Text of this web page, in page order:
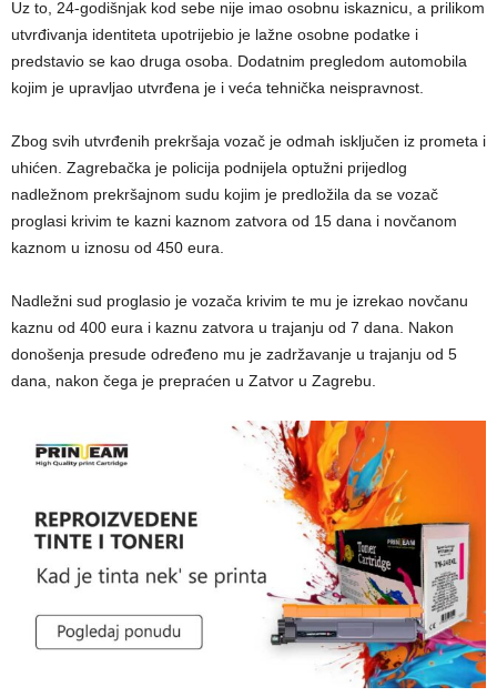
Uz to, 24-godišnjak kod sebe nije imao osobnu iskaznicu, a prilikom
utvrđivanja identiteta upotrijebio je lažne osobne podatke i
predstavio se kao druga osoba. Dodatnim pregledom automobila
kojim je upravljao utvrđena je i veća tehnička neispravnost.
Zbog svih utvrđenih prekršaja vozač je odmah isključen iz prometa i
uhićen. Zagrebačka je policija podnijela optužni prijedlog
nadležnom prekršajnom sudu kojim je predložila da se vozač
proglasi krivim te kazni kaznom zatvora od 15 dana i novčanom
kaznom u iznosu od 450 eura.
Nadležni sud proglasio je vozača krivim te mu je izrekao novčanu
kaznu od 400 eura i kaznu zatvora u trajanju od 7 dana. Nakon
donošenja presude određeno mu je zadržavanje u trajanju od 5
dana, nakon čega je prepraćen u Zatvor u Zagrebu.